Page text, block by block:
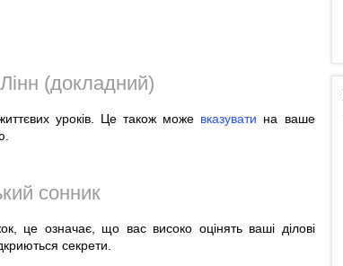
(докладний)
уроків. Це також може вказувати на ваше
сонник
це означає, що вас високо оцінять ваші ділові
секрети.